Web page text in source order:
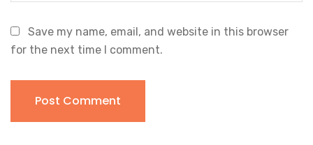
Save my name, email, and website in this browser
for the next time I comment.